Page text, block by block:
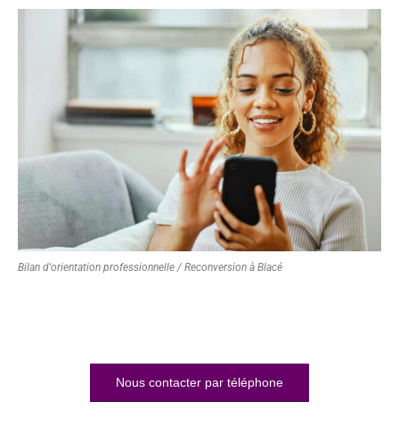
Bilan d'orientation professionnelle / Reconversion à Blacé
Nous contacter par téléphone